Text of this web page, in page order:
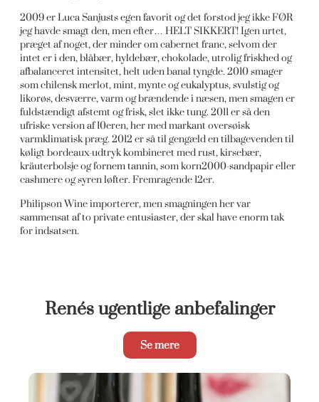
2009 er Luca Sanjusts egen favorit og det forstod jeg ikke FØR
jeg havde smagt den, men efter… HELT SIKKERT! Igen urtet,
præget af noget, der minder om cabernet franc, selvom der
intet er i den, blåbær, hyldebær, chokolade, utrolig friskhed og
afbalanceret intensitet, helt uden banal tyngde. 2010 smager
som chilensk merlot, mint, mynte og eukalyptus, svulstig og
likorøs, desværre, varm og brændende i næsen, men smagen er
fuldstændigt afstemt og frisk, slet ikke tung. 2011 er så den
ufriske version af 10eren, her med markant oversøisk
varmklimatisk præg. 2012 er så til gengæld en tilbagevenden til
køligt bordeaux-udtryk kombineret med rust, kirsebær,
kräuterbolsje og fornem tannin, som korn2000-sandpapir eller
cashmere og syren løfter. Fremragende 12er.
Philipson Wine importerer, men smagningen her var
sammensat af to private entusiaster, der skal have enorm tak
for indsatsen.
Renés ugentlige anbefalinger
Se mere